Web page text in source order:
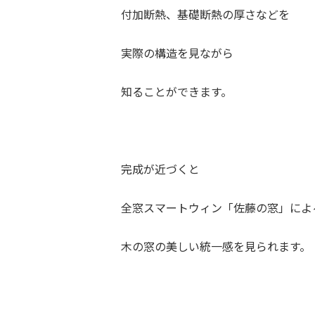
付加断熱、基礎断熱の厚さなどを
実際の構造を見ながら
知ることができます。
完成が近づくと
全窓スマートウィン「佐藤の窓」によ
木の窓の美しい統一感を見られます。